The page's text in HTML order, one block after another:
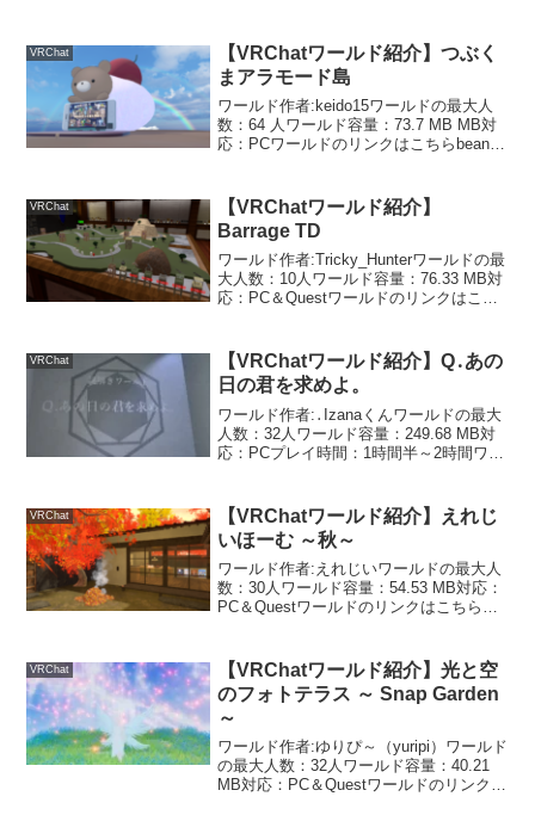
る綺麗な海のワールドです。広く...
VRChat
【VRChatワールド紹介】つぶく
まアラモード島
ワールド作者:keido15ワールドの最大人
数：64 人ワールド容量：73.7 MB MB対
応：PCワールドのリンクはこちらbean
れているワールドです。bean...
VRChat
【VRChatワールド紹介】
Barrage TD
ワールド作者:Tricky_Hunterワールドの最
大人数：10人ワールド容量：76.33 MB対
応：PC＆Questワールドのリンクはこち
ワールドに入るとチュートリア...
VRChat
【VRChatワールド紹介】Q․あの
日の君を求めよ。
ワールド作者:․Izanaくんワールドの最大
人数：32人ワールド容量：249.68 MB対
応：PCプレイ時間：1時間半～2時間ワー
きチル系謎解きワールドです。見た目は
景...
VRChat
【VRChatワールド紹介】えれじ
いほーむ ～秋～
ワールド作者:えれじいワールドの最大人
数：30人ワールド容量：54.53 MB対応：
PC＆Questワールドのリンクはこちら秋
めな紅葉に囲まれた家です。紅葉が綺麗
で落ち...
VRChat
【VRChatワールド紹介】光と空
のフォトテラス ～ Snap Garden
～
ワールド作者:ゆりぴ～（yuripi）ワールド
の最大人数：32人ワールド容量：40.21
MB対応：PC＆Questワールドのリンクは